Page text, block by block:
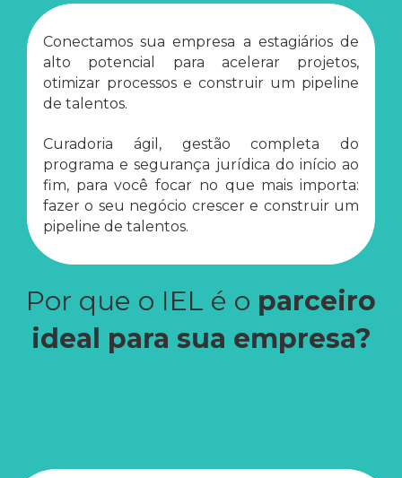
Conectamos sua empresa a estagiários de
alto potencial para acelerar projetos,
otimizar processos e construir um pipeline
de talentos.
Curadoria ágil, gestão completa do
programa e segurança jurídica do início ao
fim, para você focar no que mais importa:
fazer o seu negócio crescer e construir um
pipeline de talentos.
Por que o IEL é o parceiro
ideal para sua empresa?